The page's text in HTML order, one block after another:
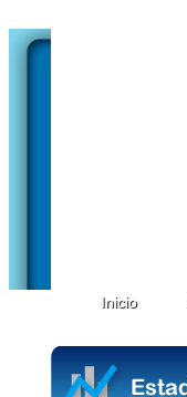
Inicio